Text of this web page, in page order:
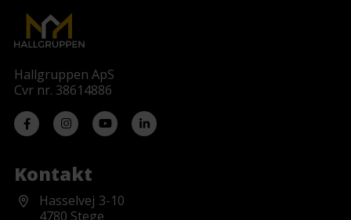
Findes der standardfarver til
specialfarver bestilles?
Hallgruppen ApS
Cvr nr. 38614886
Kontakt
Hasselvej 3-10
4780 Stege